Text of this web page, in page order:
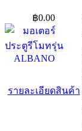
฿0.00
รายละเอียดสินค้า